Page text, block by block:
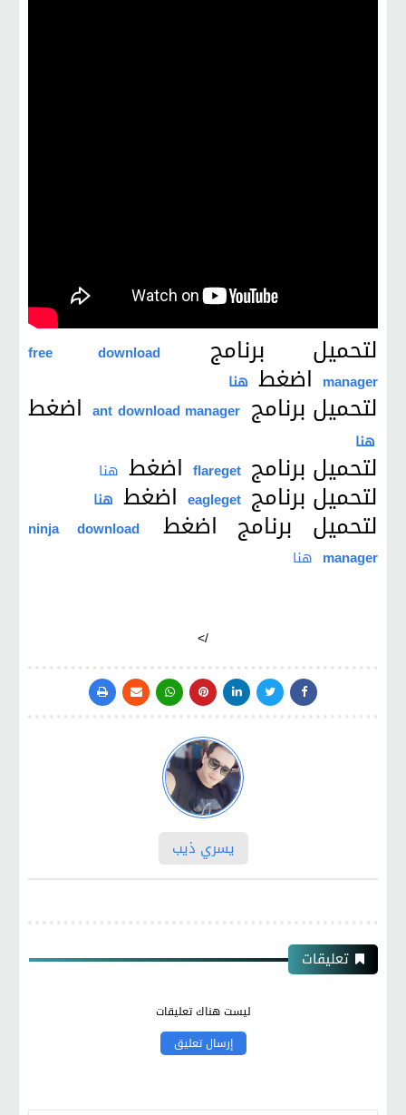
لتحميل برنامج
free download
manager اضغط هنا
لتحميل برنامج ant download manager اضغط
هنا
لتحميل برنامج flareget اضغط هنا
لتحميل برنامج eagleget اضغط هنا
لتحميل برنامج اضغط
ninja download
manager هنا
/>
يسري ذيب
تعليقات
ليست هناك تعليقات
إرسال تعليق